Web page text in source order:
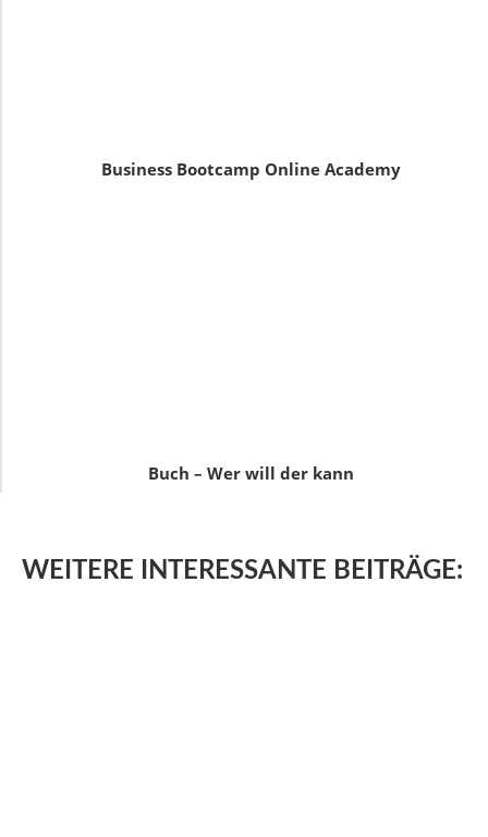
Business Bootcamp Online Academy
Buch – Wer will der kann
WEITERE INTERESSANTE BEITRÄGE: